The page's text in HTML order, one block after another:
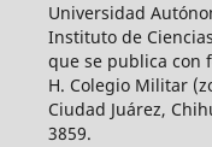
Universidad
Instituto de
que se publica con
H. Colegio Militar
Ciudad Juárez,
3859.